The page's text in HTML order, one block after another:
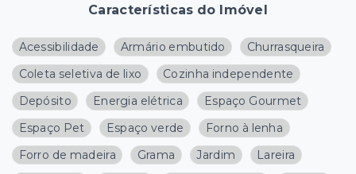
Características do Imóvel
Acessibilidade Armário embutido
Churrasqueira
Coleta seletiva de lixo
Cozinha independente
Depósito
Energia elétrica
Espaço Gourmet
Espaço Pet
Espaço verde
Forno à lenha
Forro de madeira
Grama Jardim
Lareira